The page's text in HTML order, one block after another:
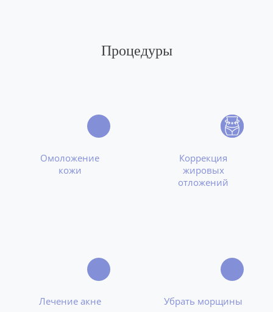
Процедуры
Омоложение
кожи
Коррекция
жировых
отложений
Лечение акне Убрать морщины